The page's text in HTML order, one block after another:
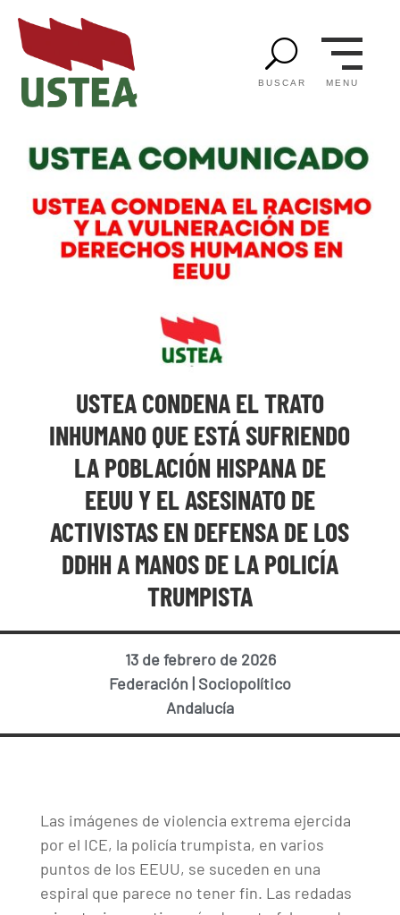
U
BUSCAR MENU
USTEA CONDENA EL TRATO
INHUMANO QUE ESTÁ SUFRIENDO
LA POBLACIÓN HISPANA DE
EEUU Y EL ASESINATO DE
ACTIVISTAS EN DEFENSA DE LOS
DDHH A MANOS DE LA POLICÍA
TRUMPISTA
13 de febrero de 2026
Federación | Sociopolítico
Andalucía
Las imágenes de violencia extrema ejercida
por el ICE, la policía trumpista, en varios
puntos de los EEUU, se suceden en una
espiral que parece no tener fin. Las redadas